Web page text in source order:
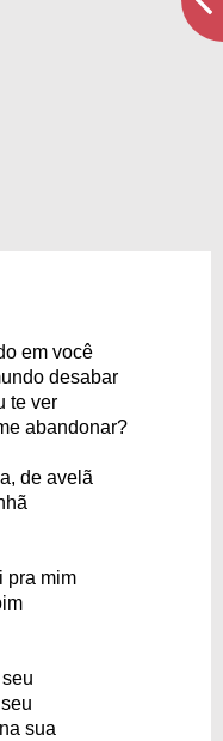
em você
desabar
te ver
abandonar?
de avelã
pra mim
sua